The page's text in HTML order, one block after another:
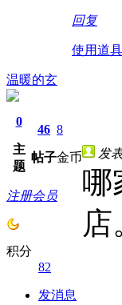
回复
使用道具
温暖的玄
0
主
题
46
帖子
8
金币
注册会员
积分
82
发消息
发
哪
店